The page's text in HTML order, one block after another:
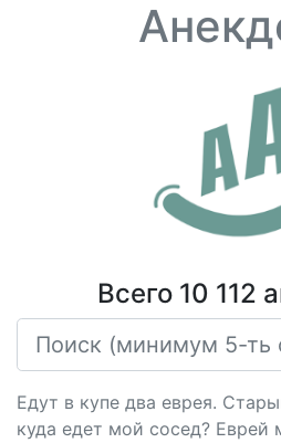
Всего 10 112
Едут в купе два еврея.
куда едет мой сосед? Еврей